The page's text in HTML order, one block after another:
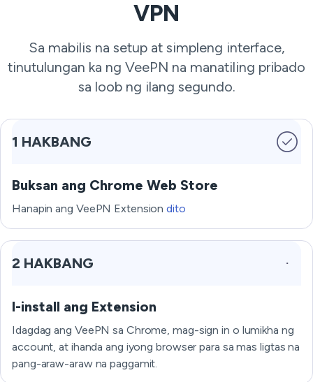
VPN
Sa mabilis na setup at simpleng interface,
tinutulungan ka ng VeePN na manatiling pribado
sa loob ng ilang segundo.
1 HAKBANG
Buksan ang Chrome Web Store
Hanapin ang VeePN Extensiondito
2 HAKBANG
I-install ang Extension
Idagdag ang VeePN sa Chrome, mag-sign in o lumikha ng
account, at ihanda ang iyong browser para sa mas ligtas na
pang-araw-araw na paggamit.